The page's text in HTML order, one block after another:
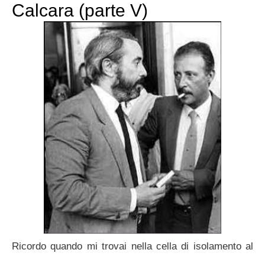
Calcara (parte V)
Ricordo quando mi trovai nella cella di isolamento al